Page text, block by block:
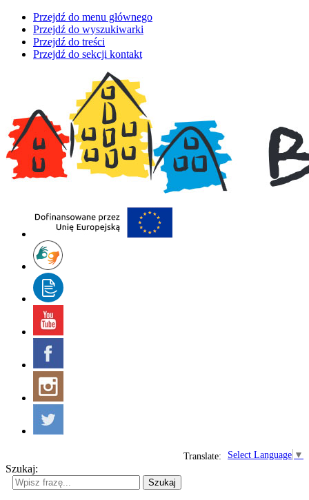
Przejdź do menu głównego
Przejdź do wyszukiwarki
Przejdź do treści
Przejdź do sekcji kontakt
Select Language ▼
Translate:
Szukaj:
Szukaj